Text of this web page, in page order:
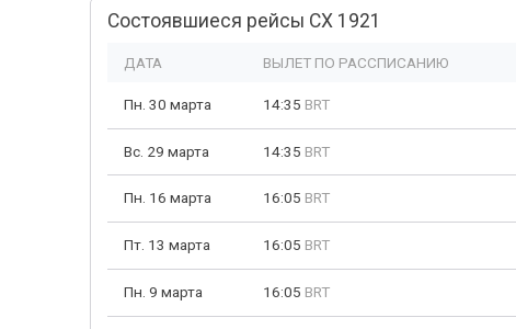
Состоявшиеся рейсы CX 1921
ДАТА ВЫЛЕТ ПО РАССПИСАНИЮ
Пн. 30 марта 14:35 BRT
Вс. 29 марта 14:35 BRT
Пн. 16 марта 16:05 BRT
Пт. 13 марта 16:05 BRT
Пн. 9 марта 16:05 BRT